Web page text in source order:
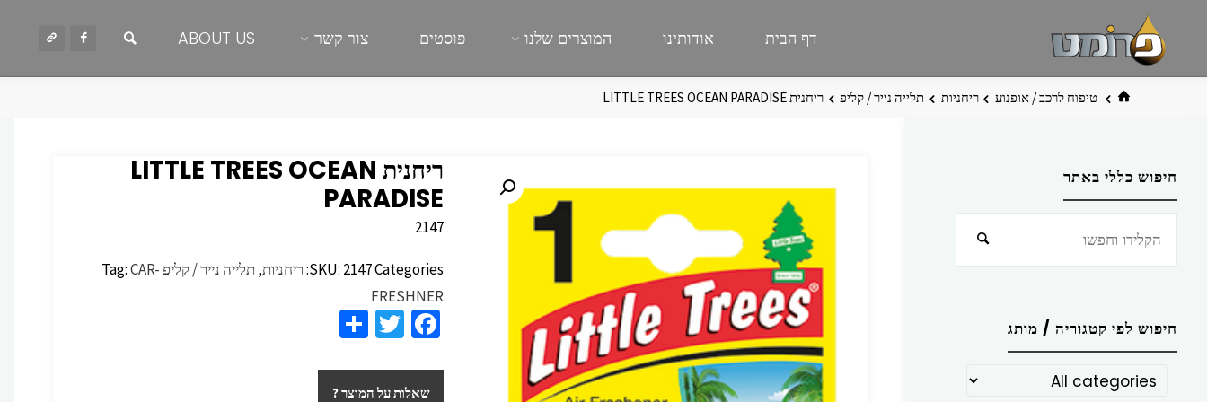
דף הבית אודותינו המוצרים שלנו פוסטים צור קשר ABOUT US
בית טיפוח לרכב / אופנוע ריחניות תלייה נייר / קליפ ריחנית LITTLE TREES OCEAN PARADISE
ריחנית LITTLE TREES OCEAN
PARADISE
2147
SKU: 2147Categories: ריחניות, תלייה נייר / קליפ Tag:CAR-
FRESHNER
Fa
b
T
tt
arשאלות על המוצר ?
חיפוש כללי באתר
חיפוש
חיפוש לפי קטגוריה / מותג